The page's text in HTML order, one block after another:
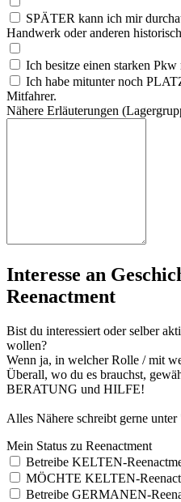
SPÄTER kann ich mir
Handwerk oder anderen
Ich besitze einen starken
Ich habe mitunter noch
Mitfahrer.
Nähere Erläuterungen (Lagergru
Interesse an
Reenactment
Bist du interessiert oder selber
wollen?
Wenn ja, in welcher Rolle / mit
Überall, wo du es brauchst,
BERATUNG und HILFE!
Alles Nähere schreibt gerne
Mein Status zu Reenactment
Betreibe KELTEN-
MÖCHTE KELTEN-
Betreibe GERMANEN-